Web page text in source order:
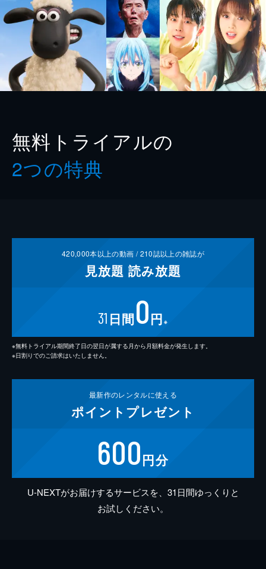
無料トライアルの
2つの特典
420,000本以上の動画 /210誌以上の雑誌が
見放題 読み放題
31 日間0円 ※
※無料トライアル期間終了日の翌日が属する月から月額料金が発生します。
※日割りでのご請求はいたしません。
最新作のレンタルに使える
ポイント プレゼント
600円分
U-NEXTがお届けするサービスを、31日間ゆっくりと
お試しください。